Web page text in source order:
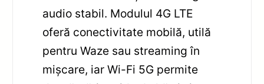
audio stabil. Modulul 4G LTE
oferă conectivitate mobilă, utilă
pentru Waze sau streaming în
mișcare, iar Wi-Fi 5G permite